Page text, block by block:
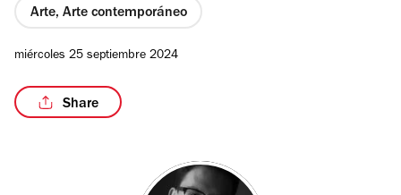
Arte, Arte contemporáneo
miércoles 25 septiembre 2024
Share